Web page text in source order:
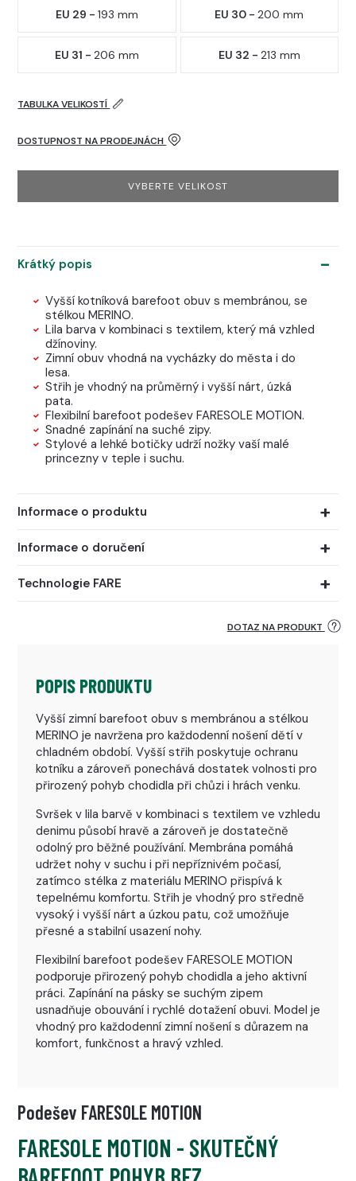
EU 29 - 193 mm EU 30 -200 mm
EU 31 - 206 mm EU 32 - 213 mm
TABULKA VELIKOSTÍ
DOSTUPNOST NA PRODEJNÁCH
VYBERTE VELIKOST
Krátký popis
Vyšší kotníková barefoot obuv s membránou, se
stélkou MERINO.
Lila barva v kombinaci s textilem, který má vzhled
džínoviny.
Zimní obuv vhodná na vycházky do města i do
lesa.
Střih je vhodný na průměrný i vyšší nárt, úzká
pata.
Flexibilní barefoot podešev FARESOLE MOTION.
Snadné zapínání na suché zipy.
Stylové a lehké botičky udrží nožky vaší malé
princezny v teple i suchu.
Informace o produktu
Informace o doručení
Technologie FARE
DOTAZ NA PRODUKT
POPIS PRODUKTU
Vyšší zimní barefoot obuv s membránou a stélkou
MERINO je navržena pro každodenní nošení dětí v
chladném období. Vyšší střih poskytuje ochranu
kotníku a zároveň ponechává dostatek volnosti pro
přirozený pohyb chodidla při chůzi i hrách venku.
Svršek v lila barvě v kombinaci s textilem ve vzhledu
denimu působí hravě a zároveň je dostatečně
odolný pro běžné používání. Membrána pomáhá
udržet nohy v suchu i při nepříznivém počasí,
zatímco stélka z materiálu MERINO přispívá k
tepelnému komfortu. Střih je vhodný pro středně
vysoký i vyšší nárt a úzkou patu, což umožňuje
přesné a stabilní usazení nohy.
Flexibilní barefoot podešev FARESOLE MOTION
podporuje přirozený pohyb chodidla a jeho aktivní
práci. Zapínání na pásky se suchým zipem
usnadňuje obouvání i rychlé dotažení obuvi. Model je
vhodný pro každodenní zimní nošení s důrazem na
komfort, funkčnost a hravý vzhled.
Podešev FARESOLE MOTION
FARESOLE MOTION - SKUTEČNÝ